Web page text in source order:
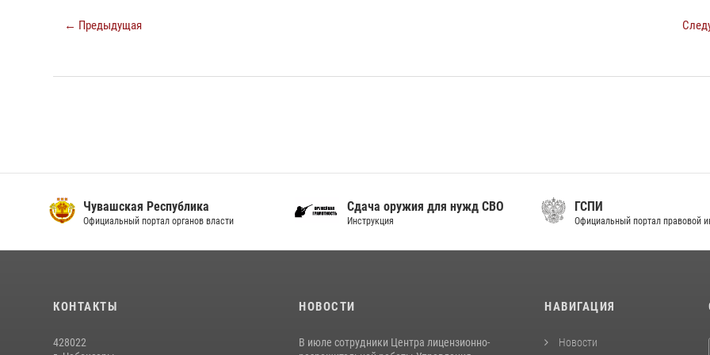
← Предыдущая
Чувашская Республика
Официальный портал органов власти
Сдача оружия для нужд СВО
Инструкция
ГСПИ
Официальный портал правовой
КОНТАКТЫ
428022
НОВОСТИ
В июле сотрудники Центра лицензионно-
НАВИГАЦИЯ
Новости